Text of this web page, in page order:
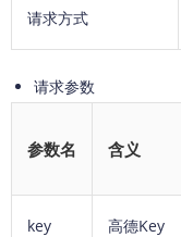
请求方式
请求参数
参数名 含义
key 高德Key